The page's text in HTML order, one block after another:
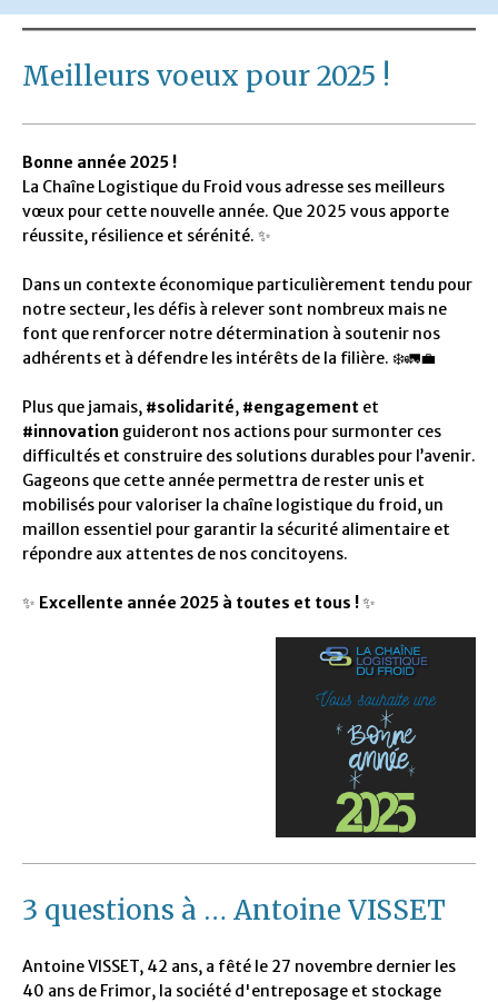
Meilleurs voeux pour 2025 !
Bonne année 2025 !
La Chaîne Logistique du Froid vous adresse ses meilleurs
vœux pour cette nouvelle année. Que 2025 vous apporte
réussite, résilience et sérénité. ✨
Dans un contexte économique particulièrement tendu pour
notre secteur, les défis à relever sont nombreux mais ne
font que renforcer notre détermination à soutenir nos
adhérents et à défendre les intérêts de la filière. ❄️🚛💼
Plus que jamais, #solidarité, #engagement et
#innovation guideront nos actions pour surmonter ces
difficultés et construire des solutions durables pour l’avenir.
Gageons que cette année permettra de rester unis et
mobilisés pour valoriser la chaîne logistique du froid, un
maillon essentiel pour garantir la sécurité alimentaire et
répondre aux attentes de nos concitoyens.
✨ Excellente année 2025 à toutes et tous !✨
3 questions à … Antoine VISSET
Antoine VISSET, 42 ans, a fêté le 27 novembre dernier les
40 ans de Frimor, la société d'entreposage et stockage